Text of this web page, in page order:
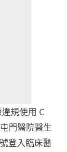
規使用 C
門醫院醫生
登入臨床醫